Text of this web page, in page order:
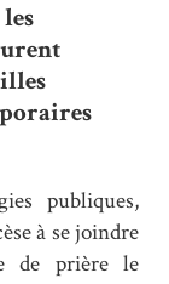
publiques,
à se joindre
de prière le